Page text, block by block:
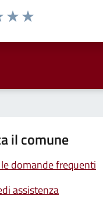
5 stelle la pagina
il comune
domande frequenti
assistenza